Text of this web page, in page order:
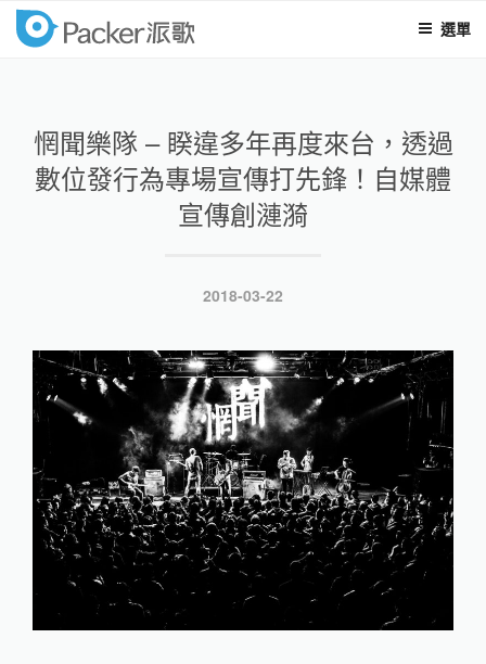
選單
packer
惘聞樂隊 – 睽違多年再度來台，透過
數位發行為專場宣傳打先鋒！自媒體
宣傳創漣漪
發
於
2018-03-22